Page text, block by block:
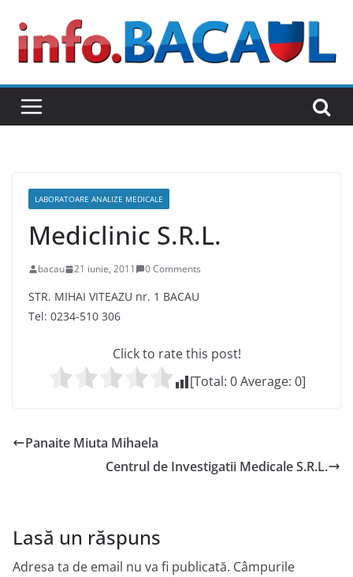
content
LABORATOARE ANALIZE MEDICALE
Mediclinic S.R.L.
bacau 21 iunie, 2011 0 Comments
STR. MIHAI VITEAZU nr. 1 BACAU
Tel: 0234-510 306
Click to rate this post!
[Total: 0Average: 0]
Panaite Miuta Mihaela
Centrul de Investigatii Medicale S.R.L.
Lasă un răspuns
Adresa ta de email nu va fi publicată. Câmpurile